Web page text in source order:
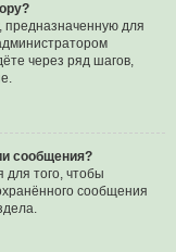
предназначенную для
через ряд шагов,
сообщения?
для того, чтобы
сообщения